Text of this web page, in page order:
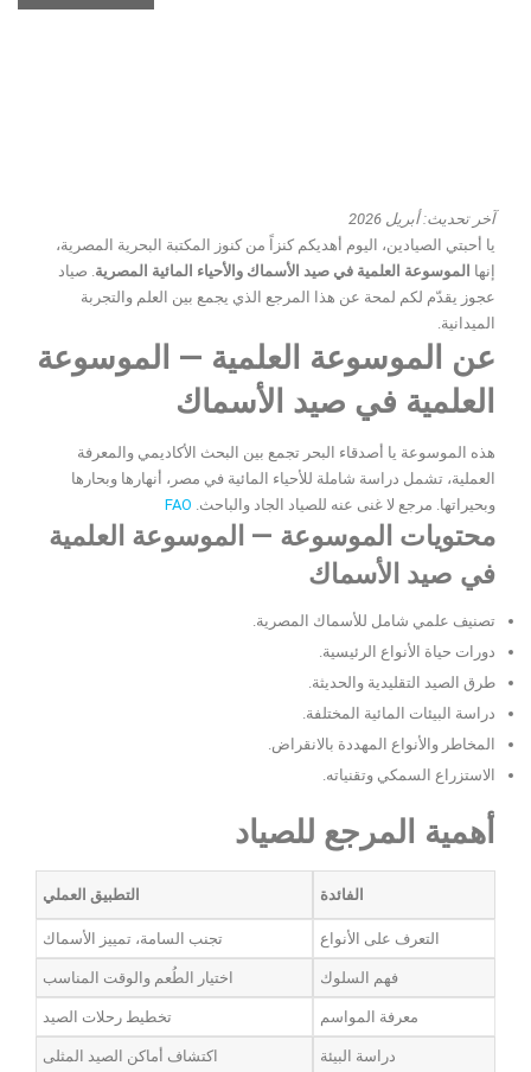
آخر تحديث: أبريل 2026
يا أحبتي الصيادين، اليوم أهديكم كنزاً من كنوز المكتبة البحرية المصرية،
إنها الموسوعة العلمية في صيد الأسماك والأحياء المائية المصرية . صياد
عجوز يقدّم لكم لمحة عن هذا المرجع الذي يجمع بين العلم والتجربة
الميدانية.
عن الموسوعة العلمية — الموسوعة
العلمية في صيد الأسماك
هذه الموسوعة يا أصدقاء البحر تجمع بين البحث الأكاديمي والمعرفة
العملية، تشمل دراسة شاملة للأحياء المائية في مصر، أنهارها وبحارها
وبحيراتها. مرجع لا غنى عنه للصياد الجاد والباحث. FAO
محتويات الموسوعة — الموسوعة العلمية
في صيد الأسماك
تصنيف علمي شامل للأسماك المصرية.
دورات حياة الأنواع الرئيسية.
طرق الصيد التقليدية والحديثة.
دراسة البيئات المائية المختلفة.
المخاطر والأنواع المهددة بالانقراض.
الاستزراع السمكي وتقنياته.
أهمية المرجع للصياد
الفائدة التطبيق العملي
التعرف على الأنواع تجنب السامة، تمييز الأسماك
فهم السلوك اختيار الطُعم والوقت المناسب
معرفة المواسم تخطيط رحلات الصيد
دراسة البيئة اكتشاف أماكن الصيد المثلى